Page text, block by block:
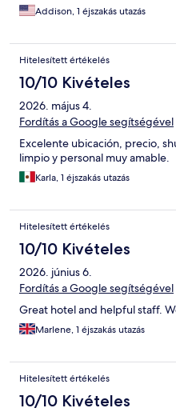
Addison, 1 éjszakás utazás
Hitelesített értékelés
10/10 Kivételes
2026. május 4.
Fordítás a Google segítségével
Excelente ubicación, precio,
limpio y personal muy amable.
Karla, 1 éjszakás utazás
Hitelesített értékelés
10/10 Kivételes
2026. június 6.
Fordítás a Google segítségével
Great hotel and helpful staff.
Marlene, 1 éjszakás utazás
Hitelesített értékelés
10/10 Kivételes